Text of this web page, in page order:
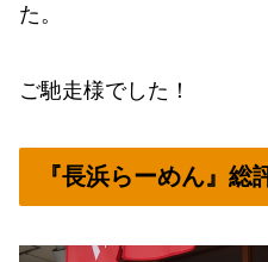
た。
ご馳走様でした！
『長浜らーめん』総